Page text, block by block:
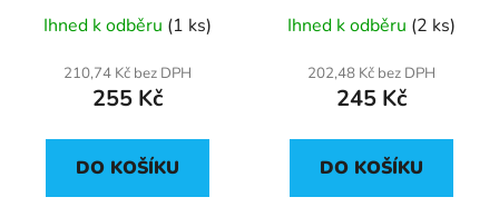
Ihned k odběru (1 ks)
210,74 Kč bez DPH
255 Kč
DO KOŠÍKU
Ihned k odběru (2 ks)
202,48 Kč bez DPH
245 Kč
DO KOŠÍKU